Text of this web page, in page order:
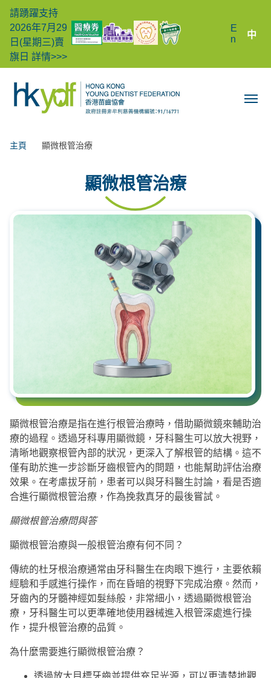
請踴躍支持
2026年7月29
日(星期三)賣
旗日 詳情>>>
E
n
中
主頁 顯微根管治療
顯微根管治療
顯微根管治療是指在進行根管治療時，借助顯微鏡來輔助治
療的過程。透過牙科專用顯微鏡，牙科醫生可以放大視野，
清晰地觀察根管內部的狀況，更深入了解根管的結構。這不
僅有助於進一步診斷牙齒根管內的問題，也能幫助評估治療
效果。在考慮拔牙前，患者可以與牙科醫生討論，看是否適
合進行顯微根管治療，作為挽救真牙的最後嘗試。
顯微根管治療問與答
顯微根管治療與一般根管治療有何不同？
傳統的杜牙根治療通常由牙科醫生在肉眼下進行，主要依賴
經驗和手感進行操作，而在昏暗的視野下完成治療。然而，
牙齒內的牙髓神經如髮絲般，非常細小，透過顯微根管治
療，牙科醫生可以更準確地使用器械進入根管深處進行操
作，提升根管治療的品質。
為什麼需要進行顯微根管治療？
透過放大目標牙齒並提供充足光源，可以更清楚地觀